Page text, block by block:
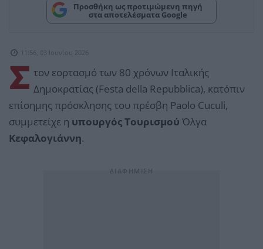
Προσθήκη ως προτιμώμενη πηγή
στα αποτελέσματα Google
11:56, 03 Ιουνίου 2026
Σ τον εορτασμό των 80 χρόνων Ιταλικής
Δημοκρατίας (Festa della Repubblica), κατόπιν
επίσημης πρόσκλησης του πρέσβη Paolo Cuculi,
συμμετείχε η υπουργός Τουρισμού Όλγα
Κεφαλογιάννη.